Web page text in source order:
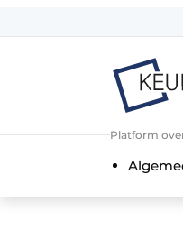
Platform